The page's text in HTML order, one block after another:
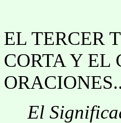
EL TERCER
CORTA Y EL
El